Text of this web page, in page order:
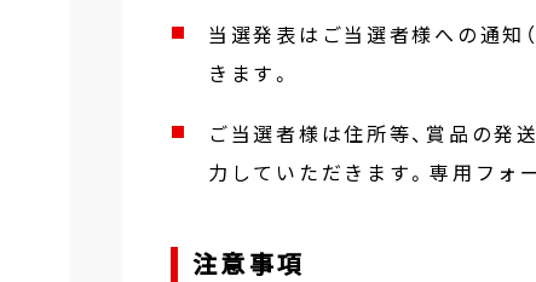
当選発表はご当選者様への通知
きます。
ご当選者様は住所等、賞品の発
力していただきます。専用フォ
注意事項